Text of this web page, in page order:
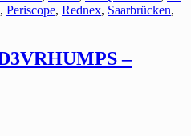
, Periscope, Rednex, Saarbrücken,
–